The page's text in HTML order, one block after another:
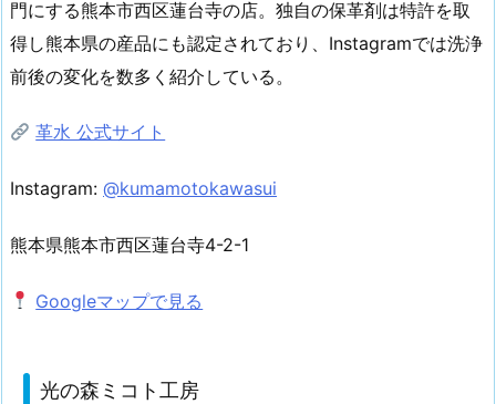
門にする熊本市西区蓮台寺の店。独自の保革剤は特許を取
得し熊本県の産品にも認定されており、Instagramでは洗浄
前後の変化を数多く紹介している。
革水 公式サイト
Instagram: @kumamotokawasui
熊本県熊本市西区蓮台寺4-2-1
Googleマップで見る
光の森ミコト工房